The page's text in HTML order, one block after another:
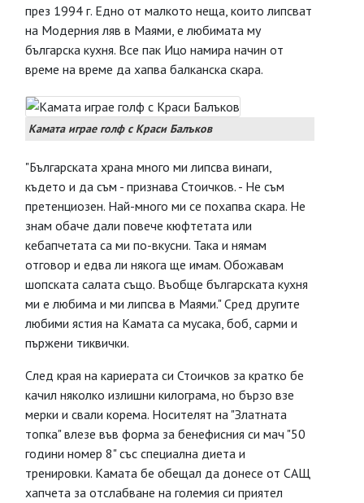
през 1994 г. Едно от малкото неща, които липсват
на Модерния ляв в Маями, е любимата му
българска кухня. Все пак Ицо намира начин от
време на време да хапва балканска скара.
Камата играе голф с Краси Балъков
"Българската храна много ми липсва винаги,
където и да съм - признава Стоичков. - Не съм
претенциозен. Най-много ми се похапва скара. Не
знам обаче дали повече кюфтетата или
кебапчетата са ми по-вкусни. Така и нямам
отговор и едва ли някога ще имам. Обожавам
шопската салата също. Въобще българската кухня
ми е любима и ми липсва в Маями." Сред другите
любими ястия на Камата са мусака, боб, сарми и
пържени тиквички.
След края на кариерата си Стоичков за кратко бе
качил няколко излишни килограма, но бързо взе
мерки и свали корема. Носителят на "Златната
топка" влезе във форма за бенефисния си мач "50
години номер 8" със специална диета и
тренировки. Камата бе обещал да донесе от САЩ
хапчета за отслабване на големия си приятел